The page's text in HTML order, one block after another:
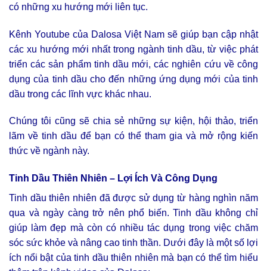
có những xu hướng mới liên tục.
Kênh Youtube của Dalosa Việt Nam sẽ giúp bạn cập nhật
các xu hướng mới nhất trong ngành tinh dầu, từ việc phát
triển các sản phẩm tinh dầu mới, các nghiên cứu về công
dụng của tinh dầu cho đến những ứng dụng mới của tinh
dầu trong các lĩnh vực khác nhau.
Chúng tôi cũng sẽ chia sẻ những sự kiện, hội thảo, triển
lãm về tinh dầu để bạn có thể tham gia và mở rộng kiến
thức về ngành này.
Tinh Dầu Thiên Nhiên – Lợi Ích Và Công Dụng
Tinh dầu thiên nhiên đã được sử dụng từ hàng nghìn năm
qua và ngày càng trở nên phổ biến. Tinh dầu không chỉ
giúp làm đẹp mà còn có nhiều tác dụng trong việc chăm
sóc sức khỏe và nâng cao tinh thần. Dưới đây là một số lợi
ích nổi bật của tinh dầu thiên nhiên mà bạn có thể tìm hiểu